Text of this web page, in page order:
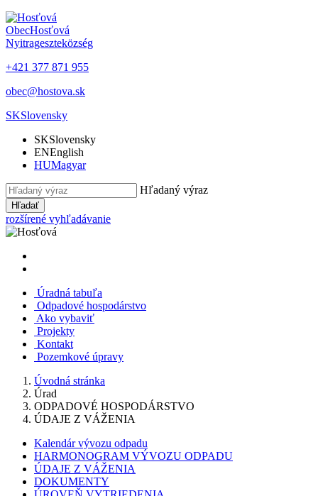
ObecHosťová
Nyitrageszteközség
+421 377 871 955
obec@hostova.sk
SKSlovensky
SKSlovensky
ENEnglish
HUMagyar
Hľadaný výraz
Hľadať
rozšírené vyhľadávanie
Úradná tabuľa
Odpadové hospodárstvo
Ako vybaviť
Projekty
Kontakt
Pozemkové úpravy
Úvodná stránka
Úrad
ODPADOVÉ HOSPODÁRSTVO
ÚDAJE Z VÁŽENIA
Kalendár vývozu odpadu
HARMONOGRAM VÝVOZU ODPADU
ÚDAJE Z VÁŽENIA
DOKUMENTY